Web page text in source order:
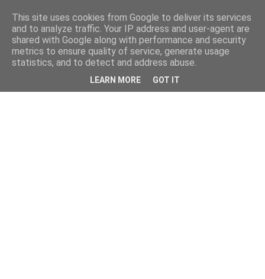
This site uses cookies from Google to deliver its services
and to analyze traffic. Your IP address and user-agent are
shared with Google along with performance and security
metrics to ensure quality of service, generate usage
statistics, and to detect and address abuse.
LEARN MORE GOT IT